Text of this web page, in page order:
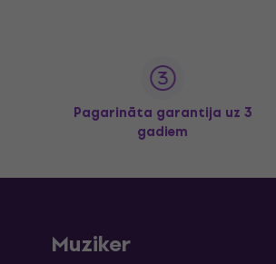
Pagarināta garantija uz 3
gadiem
Muziker